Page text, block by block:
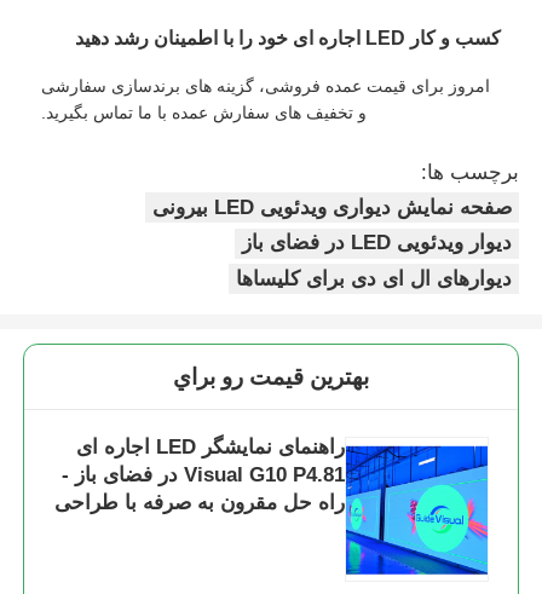
کسب و کار LED اجاره ای خود را با اطمینان رشد دهید
امروز برای قیمت عمده فروشی، گزینه های برندسازی سفارشی
و تخفیف های سفارش عمده با ما تماس بگیرید.
برچسب ها:
صفحه نمایش دیواری ویدئویی LED بیرونی
دیوار ویدئویی LED در فضای باز
دیوارهای ال ای دی برای کلیساها
بهترين قيمت رو براي
راهنمای نمایشگر LED اجاره ای
Visual G10 P4.81 در فضای باز -
راه حل مقرون به صرفه با طراحی